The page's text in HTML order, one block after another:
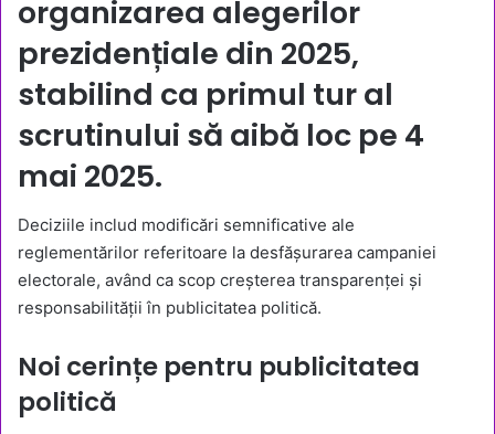
organizarea alegerilor
prezidențiale din 2025,
stabilind ca primul tur al
scrutinului să aibă loc pe 4
mai 2025.
Deciziile includ modificări semnificative ale
reglementărilor referitoare la desfășurarea campaniei
electorale, având ca scop creșterea transparenței și
responsabilității în publicitatea politică.
Noi cerințe pentru publicitatea
politică